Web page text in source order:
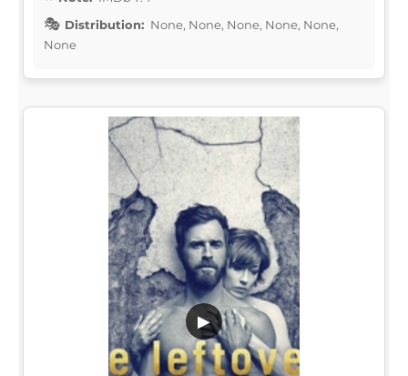
Distribution: None, None, None, None, None,
None
▶